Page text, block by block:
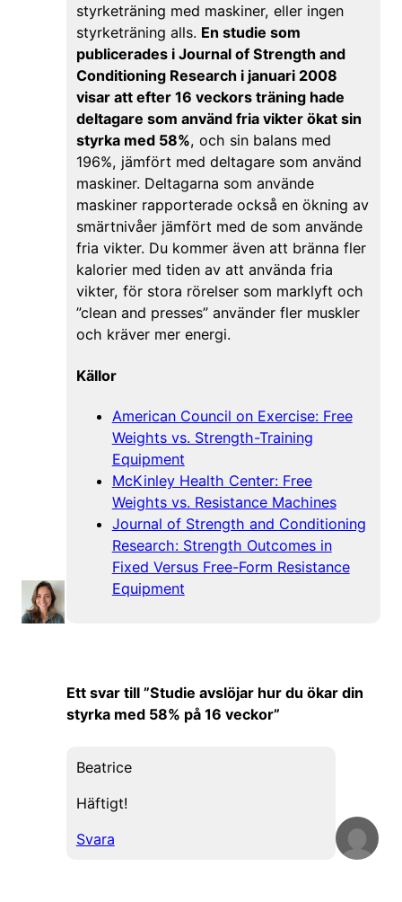
styrketräning med maskiner, eller ingen
styrketräning alls. En studie som
publicerades i Journal of Strength and
Conditioning Research i januari 2008
visar att efter 16 veckors träning hade
deltagare som använd fria vikter ökat sin
styrka med 58%, och sin balans med
196%, jämfört med deltagare som använd
maskiner. Deltagarna som använde
maskiner rapporterade också en ökning av
smärtnivåer jämfört med de som använde
fria vikter. Du kommer även att bränna fler
kalorier med tiden av att använda fria
vikter, för stora rörelser som marklyft och
”clean and presses” använder fler muskler
och kräver mer energi.
Källor
American Council on Exercise: Free
Weights vs. Strength-Training
Equipment
McKinley Health Center: Free
Weights vs. Resistance Machines
Journal of Strength and Conditioning
Research: Strength Outcomes in
Fixed Versus Free-Form Resistance
Equipment
Ett svar till ”Studie avslöjar hur du ökar din
styrka med 58% på 16 veckor”
Beatrice
Häftigt!
Svara